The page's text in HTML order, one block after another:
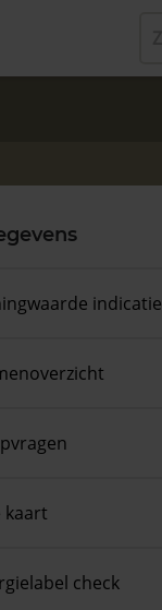
indicatie
kaart
check